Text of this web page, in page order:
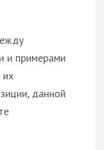
и примерами
их
данной